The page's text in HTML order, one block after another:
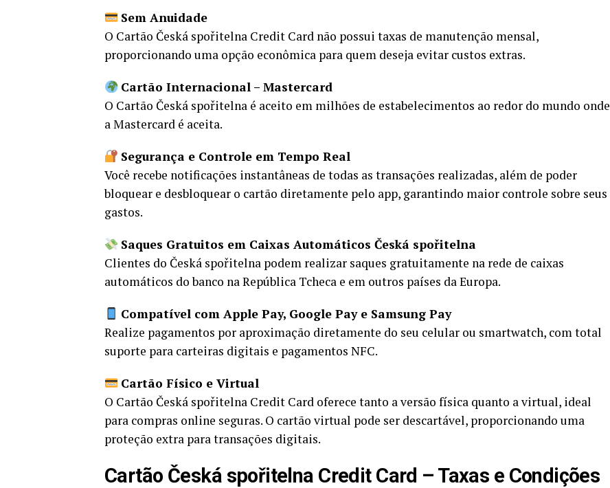
Sem Anuidade
O Cartão Česká spořitelna Credit Card não possui taxas de manutenção mensal,
proporcionando uma opção econômica para quem deseja evitar custos extras.
Cartão Internacional – Mastercard
O Cartão Česká spořitelna é aceito em milhões de estabelecimentos ao redor do mundo onde
a Mastercard é aceita.
Segurança e Controle em Tempo Real
Você recebe notificações instantâneas de todas as transações realizadas, além de poder
bloquear e desbloquear o cartão diretamente pelo app, garantindo maior controle sobre seus
gastos.
Saques Gratuitos em Caixas Automáticos Česká spořitelna
Clientes do Česká spořitelna podem realizar saques gratuitamente na rede de caixas
automáticos do banco na República Tcheca e em outros países da Europa.
Compatível com Apple Pay, Google Pay e Samsung Pay
Realize pagamentos por aproximação diretamente do seu celular ou smartwatch, com total
suporte para carteiras digitais e pagamentos NFC.
Cartão Físico e Virtual
O Cartão Česká spořitelna Credit Card oferece tanto a versão física quanto a virtual, ideal
para compras online seguras. O cartão virtual pode ser descartável, proporcionando uma
proteção extra para transações digitais.
Cartão Česká spořitelna Credit Card – Taxas e Condições